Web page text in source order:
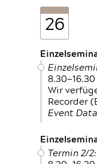
26
8.30—16.30
Wir
Recorder
Event
Termin 2/